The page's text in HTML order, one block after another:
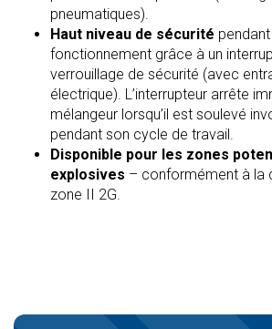
pneumatiques).
Haut niveau de sécurité
fonctionnement grâce à un
verrouillage de sécurité (avec
électrique). L’interrupteur arrête
mélangeur lorsqu’il est soulevé
pendant son cycle de travail.
Disponible pour les zones
explosives – conformément à la
zone II 2G.